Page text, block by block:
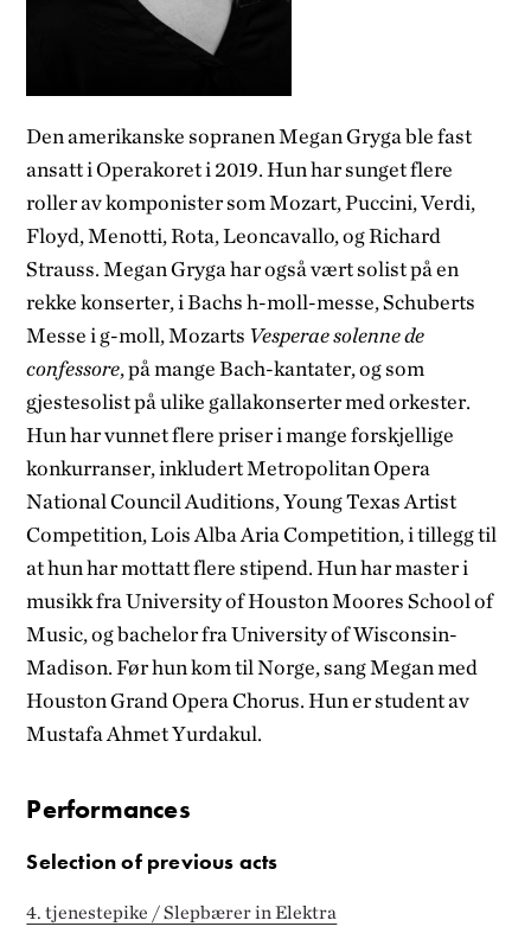
Den amerikanske sopranen Megan Gryga ble fast
ansatt i Operakoret i 2019. Hun har sunget flere
roller av komponister som Mozart, Puccini, Verdi,
Floyd, Menotti, Rota, Leoncavallo, og Richard
Strauss. Megan Gryga har også vært solist på en
rekke konserter, i Bachs h-moll-messe, Schuberts
Messe i g-moll, Mozarts Vesperae solenne de
confessore, på mange Bach-kantater, og som
gjestesolist på ulike gallakonserter med orkester.
Hun har vunnet flere priser i mange forskjellige
konkurranser, inkludert Metropolitan Opera
National Council Auditions, Young Texas Artist
Competition, Lois Alba Aria Competition, i tillegg til
at hun har mottatt flere stipend. Hun har master i
musikk fra University of Houston Moores School of
Music, og bachelor fra University of Wisconsin-
Madison. Før hun kom til Norge, sang Megan med
Houston Grand Opera Chorus. Hun er student av
Mustafa Ahmet Yurdakul.
Performances
Selection of previous acts
4. tjenestepike / Slepbærer in Elektra